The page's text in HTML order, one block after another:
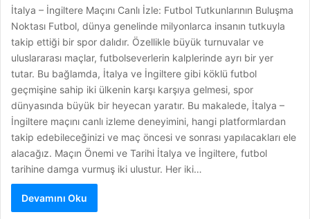
İtalya – İngiltere Maçını Canlı İzle: Futbol Tutkunlarının Buluşma
Noktası Futbol, dünya genelinde milyonlarca insanın tutkuyla
takip ettiği bir spor dalıdır. Özellikle büyük turnuvalar ve
uluslararası maçlar, futbolseverlerin kalplerinde ayrı bir yer
tutar. Bu bağlamda, İtalya ve İngiltere gibi köklü futbol
geçmişine sahip iki ülkenin karşı karşıya gelmesi, spor
dünyasında büyük bir heyecan yaratır. Bu makalede, İtalya –
İngiltere maçını canlı izleme deneyimini, hangi platformlardan
takip edebileceğinizi ve maç öncesi ve sonrası yapılacakları ele
alacağız. Maçın Önemi ve Tarihi İtalya ve İngiltere, futbol
tarihine damga vurmuş iki ulustur. Her iki…
Devamını Oku